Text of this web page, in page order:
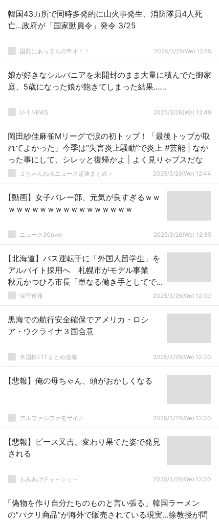
韓国43カ所で同時多発的に山火事発生、消防隊員4人死
亡…政府が「国家動員令」発令 3/25
国難にあってもの申す！！ 2025/3/26(We) 12:55
娘が好きなシルバニアを未開封のまま大量に積んでた御家
庭、5歳になった娘が飽きてしまった結果……
U-1 NEWS 2025/3/26(We) 12:49
岡田紗佳麻雀Mリーグで涙の初トップ！「最後トップが取
れてよかった」今季は“失言炎上騒動”で炎上 #芸能 | なか
った事にして、シレッと復帰かよ | よく見りゃブスだな
２ちゃんねるニュース超速まとめ＋ 2025/3/26(We) 12:44
【動画】女子バレー部、元気が良すぎるｗｗ
ｗｗｗｗｗｗｗｗｗｗｗｗｗｗｗｗ
ニュース30over 2025/3/26(We) 12:35
【北海道】バス運転手に「外国人留学生」を
アルバイト採用へ 札幌市がモデル事業
秋元かつひろ市長「単なる働き手としてで
はなく将来にわたって地域で生活すること
保守速報 2025/3/26(We) 12:30
黒海での航行安全確保でアメリカ・ロシ
ア・ウクライナ３国合意
米国株ETFまとめ速報 2025/3/26(We) 12:30
【悲報】俺の母ちゃん、頭がおかしくなる
アルファルファモザイク 2025/3/26(We) 12:30
【悲報】ピース又吉、変わり果てた姿で発見
される
もみあげチャ～シュ～ 2025/3/26(We) 12:30
「偽物を作り自分たちのものと言い張る」韓国ラーメン
の“パクリ商品”が海外で販売されている現実…徐教授が問